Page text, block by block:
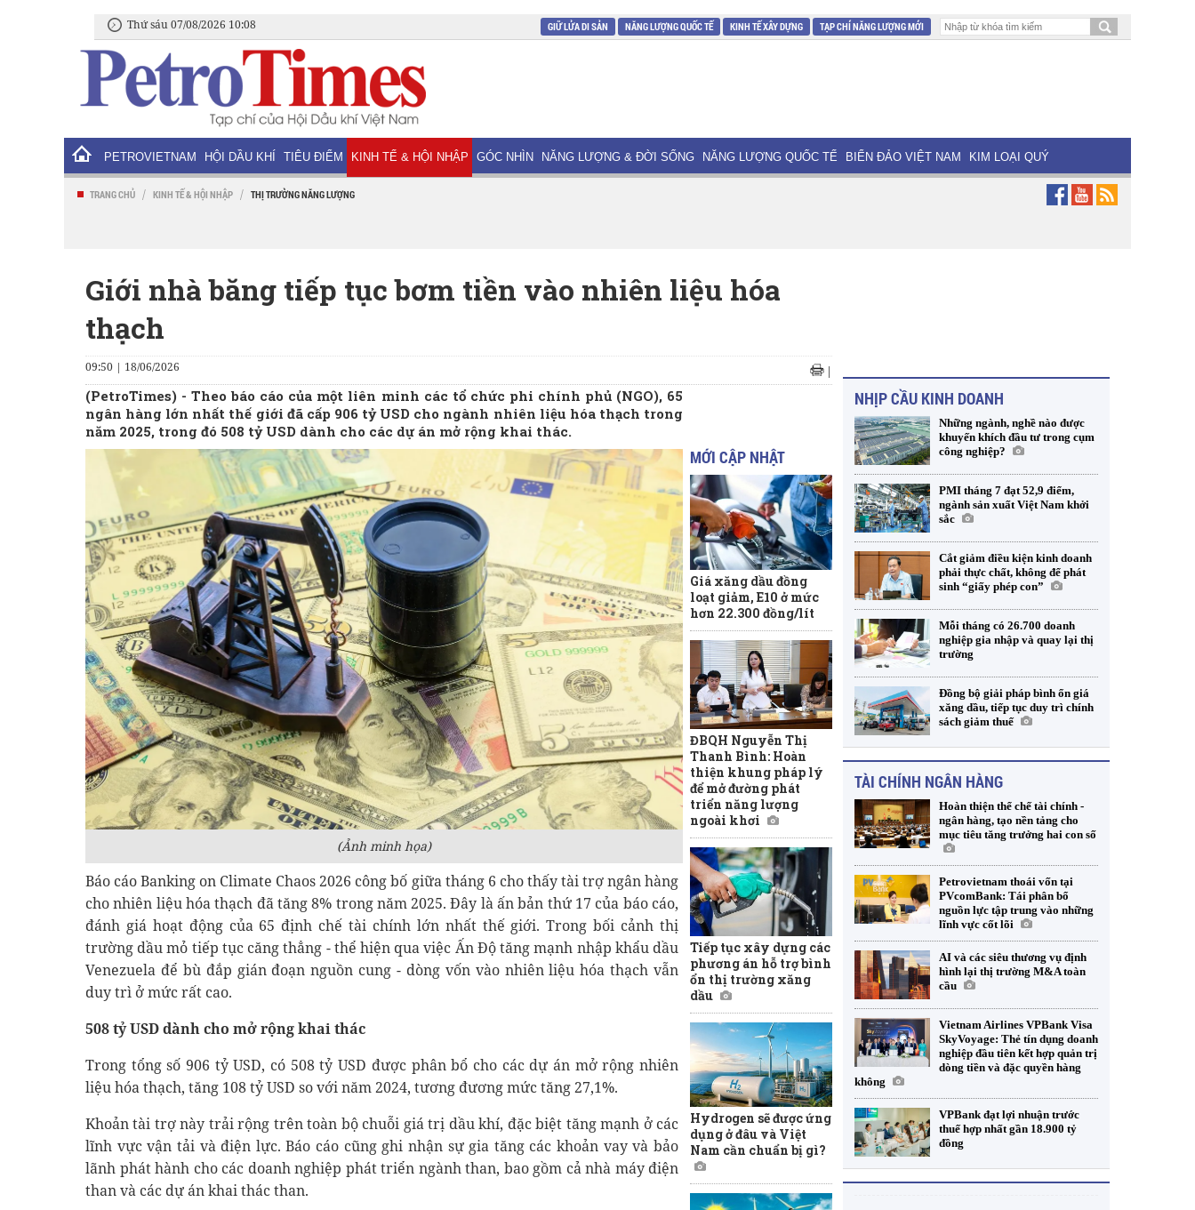
Thứ sáu 07/08/2026 10:08 GIỮ LỬA DI SẢN NĂNG LƯỢNG QUỐC TẾ KINH TẾ XÂY DỰNG TẠP CHÍ NĂNG LƯỢNG MỚI
PETROVIETNAM HỘI DẦU KHÍ TIÊU ĐIỂM KINH TẾ & HỘI NHẬP GÓC NHÌN NĂNG LƯỢNG & ĐỜI SỐNG NĂNG LƯỢNG QUỐC TẾ BIỂN ĐẢO VIỆT NAM KIM LOẠI QUÝ
TRANG CHỦ / KINH TẾ & HỘI NHẬP / THỊ TRƯỜNG NĂNG LƯỢNG
Giới nhà băng tiếp tục bơm tiền vào nhiên liệu hóa
thạch
09:50 | 18/06/2026 |
(PetroTimes) -Theo báo cáo của một liên minh các tổ chức phi chính phủ (NGO), 65
ngân hàng lớn nhất thế giới đã cấp 906 tỷ USD cho ngành nhiên liệu hóa thạch trong
năm 2025, trong đó 508 tỷ USD dành cho các dự án mở rộng khai thác.
(Ảnh minh họa)
Báo cáo Banking on Climate Chaos 2026 công bố giữa tháng 6 cho thấy tài trợ ngân hàng
cho nhiên liệu hóa thạch đã tăng 8% trong năm 2025. Đây là ấn bản thứ 17 của báo cáo,
đánh giá hoạt động của 65 định chế tài chính lớn nhất thế giới. Trong bối cảnh thị
trường dầu mỏ tiếp tục căng thẳng - thể hiện qua việc Ấn Độ tăng mạnh nhập khẩu dầu
Venezuela để bù đắp gián đoạn nguồn cung - dòng vốn vào nhiên liệu hóa thạch vẫn
duy trì ở mức rất cao.
508 tỷ USD dành cho mở rộng khai thác
Trong tổng số 906 tỷ USD, có 508 tỷ USD được phân bổ cho các dự án mở rộng nhiên
liệu hóa thạch, tăng 108 tỷ USD so với năm 2024, tương đương mức tăng 27,1%.
Khoản tài trợ này trải rộng trên toàn bộ chuỗi giá trị dầu khí, đặc biệt tăng mạnh ở các
lĩnh vực vận tải và điện lực. Báo cáo cũng ghi nhận sự gia tăng các khoản vay và bảo
lãnh phát hành cho các doanh nghiệp phát triển ngành than, bao gồm cả nhà máy điện
than và các dự án khai thác than.
MỚI CẬP NHẬT
Giá xăng dầu đồng
loạt giảm, E10 ở mức
hơn 22.300 đồng/lít
ĐBQH Nguyễn Thị
Thanh Bình: Hoàn
thiện khung pháp lý
để mở đường phát
triển năng lượng
ngoài khơi
Tiếp tục xây dựng các
phương án hỗ trợ bình
ổn thị trường xăng
dầu
Hydrogen sẽ được ứng
dụng ở đâu và Việt
Nam cần chuẩn bị gì?
NHỊP CẦU KINH DOANH
Những ngành, nghề nào được
khuyến khích đầu tư trong cụm
công nghiệp?
PMI tháng 7 đạt 52,9 điểm,
ngành sản xuất Việt Nam khởi
sắc
Cắt giảm điều kiện kinh doanh
phải thực chất, không để phát
sinh “giấy phép con”
Mỗi tháng có 26.700 doanh
nghiệp gia nhập và quay lại thị
trường
Đồng bộ giải pháp bình ổn giá
xăng dầu, tiếp tục duy trì chính
sách giảm thuế
TÀI CHÍNH NGÂN HÀNG
Hoàn thiện thể chế tài chính -
ngân hàng, tạo nền tảng cho
mục tiêu tăng trưởng hai con số
Petrovietnam thoái vốn tại
PVcomBank: Tái phân bổ
nguồn lực tập trung vào những
lĩnh vực cốt lõi
AI và các siêu thương vụ định
hình lại thị trường M&A toàn
cầu
Vietnam Airlines VPBank Visa
SkyVoyage: Thẻ tín dụng doanh
nghiệp đầu tiên kết hợp quản trị
dòng tiền và đặc quyền hàng
không
VPBank đạt lợi nhuận trước
thuế hợp nhất gần 18.900 tỷ
đồng